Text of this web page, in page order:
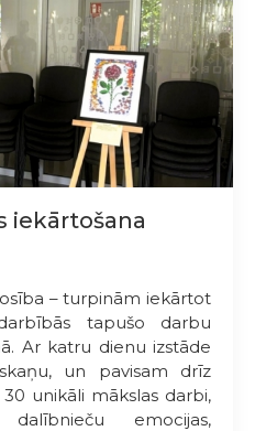
iekārtošana
– turpinām iekārtot
tapušo darbu
Ar katru dienu izstāde
un pavisam drīz
unikāli mākslas darbi,
emocijas,